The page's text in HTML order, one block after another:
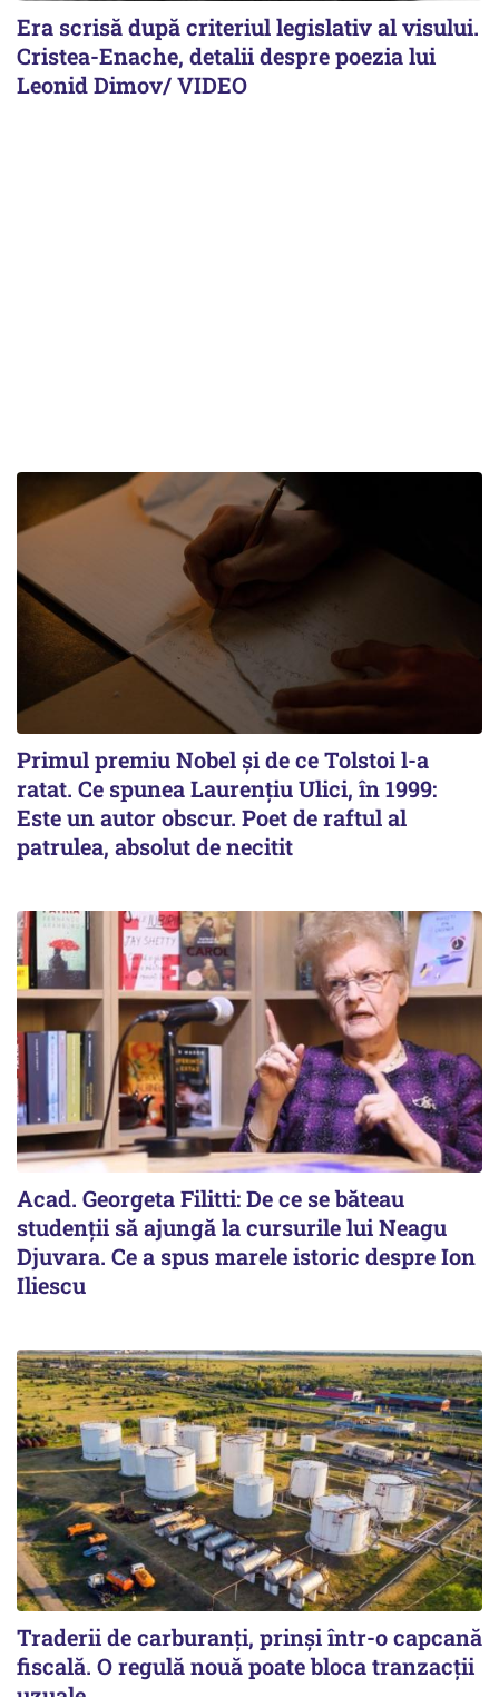
Era scrisă după criteriul legislativ al visului.
Cristea-Enache, detalii despre poezia lui
Leonid Dimov/ VIDEO
Primul premiu Nobel și de ce Tolstoi l-a
ratat. Ce spunea Laurențiu Ulici, în 1999:
Este un autor obscur. Poet de raftul al
patrulea, absolut de necitit
Acad. Georgeta Filitti: De ce se băteau
studenții să ajungă la cursurile lui Neagu
Djuvara. Ce a spus marele istoric despre Ion
Iliescu
Traderii de carburanți, prinși într-o capcană
fiscală. O regulă nouă poate bloca tranzacții